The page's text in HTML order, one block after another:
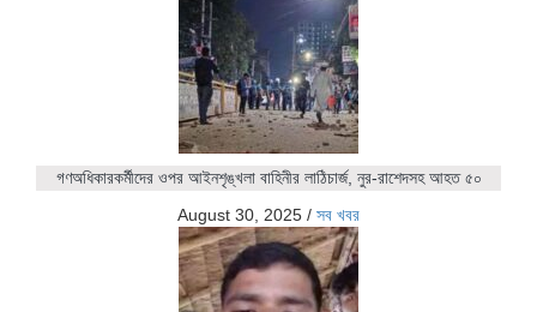
গণঅধিকারকর্মীদের ওপর আইনশৃঙ্খলা বাহিনীর লাঠিচার্জ, নুর-রাশেদসহ আহত ৫০
August 30, 2025 / সব খবর